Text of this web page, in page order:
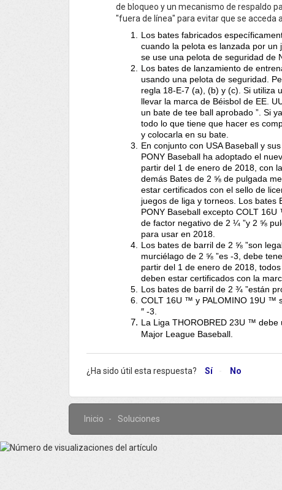
de bloqueo y un mecanismo de respaldo
"fuera de línea" para evitar que se acceda
Los bates fabricados
cuando la pelota es lanzada por
se use una pelota de seguridad de
Los bates de lanzamiento de
usando una pelota de seguridad.
regla 18-E-7 (a), (b) y (c). Si utiliza
llevar la marca de Béisbol de EE.
un bate de tee ball aprobado ”. Si
todo lo que tiene que hacer es
y colocarla en su bate.
En conjunto con USA Baseball y
PONY Baseball ha adoptado el
partir del 1 de enero de 2018, con
demás Bates de 2 ⅝ de pulgada
estar certificados con el sello de
juegos de liga y torneos. Los bates
PONY Baseball excepto COLT
de factor negativo de 2 ¼ ”y 2 ⅝
para usar en 2018.
Los bates de barril de 2 ⅝ ”son
murciélago de 2 ⅝ ”es -3, debe
partir del 1 de enero de 2018,
deben estar certificados con la
Los bates de barril de 2 ¾ ”están
COLT 16U ™ y PALOMINO 19U ™
″ -3.
La Liga THOROBRED 23U ™
Major League Baseball.
¿Ha sido útil esta respuesta? Sí No
Inicio Soluciones